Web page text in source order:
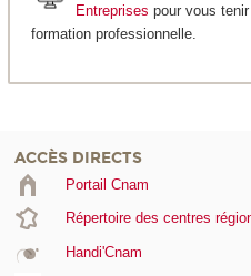
Entreprises pour vous
formation professionnelle.
ACCÈS DIRECTS
Portail Cnam
Répertoire des centres
Handi'Cnam